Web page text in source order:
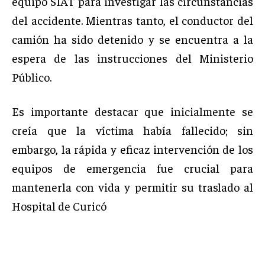
del accidente. Mientras tanto, el conductor del
camión ha sido detenido y se encuentra a la
espera de las instrucciones del Ministerio
Público.
Es importante destacar que inicialmente se
creía que la víctima había fallecido; sin
embargo, la rápida y eficaz intervención de los
equipos de emergencia fue crucial para
mantenerla con vida y permitir su traslado al
Hospital de Curicó